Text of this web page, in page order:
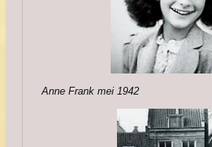
Anne Frank mei 1942